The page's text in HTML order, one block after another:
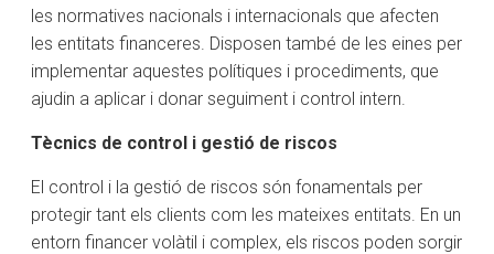
les normatives nacionals i internacionals que afecten
les entitats financeres. Disposen també de les eines per
implementar aquestes polítiques i procediments, que
ajudin a aplicar i donar seguiment i control intern.
Tècnics de control i gestió de riscos
El control i la gestió de riscos són fonamentals per
protegir tant els clients com les mateixes entitats. En un
entorn financer volàtil i complex, els riscos poden sorgir